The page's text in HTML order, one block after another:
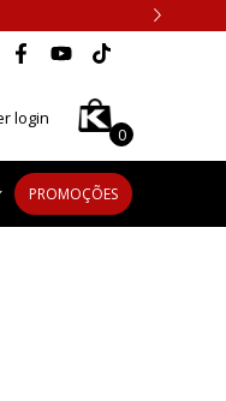
login
0
PROMOÇÕES